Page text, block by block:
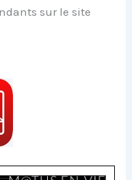
sur le site